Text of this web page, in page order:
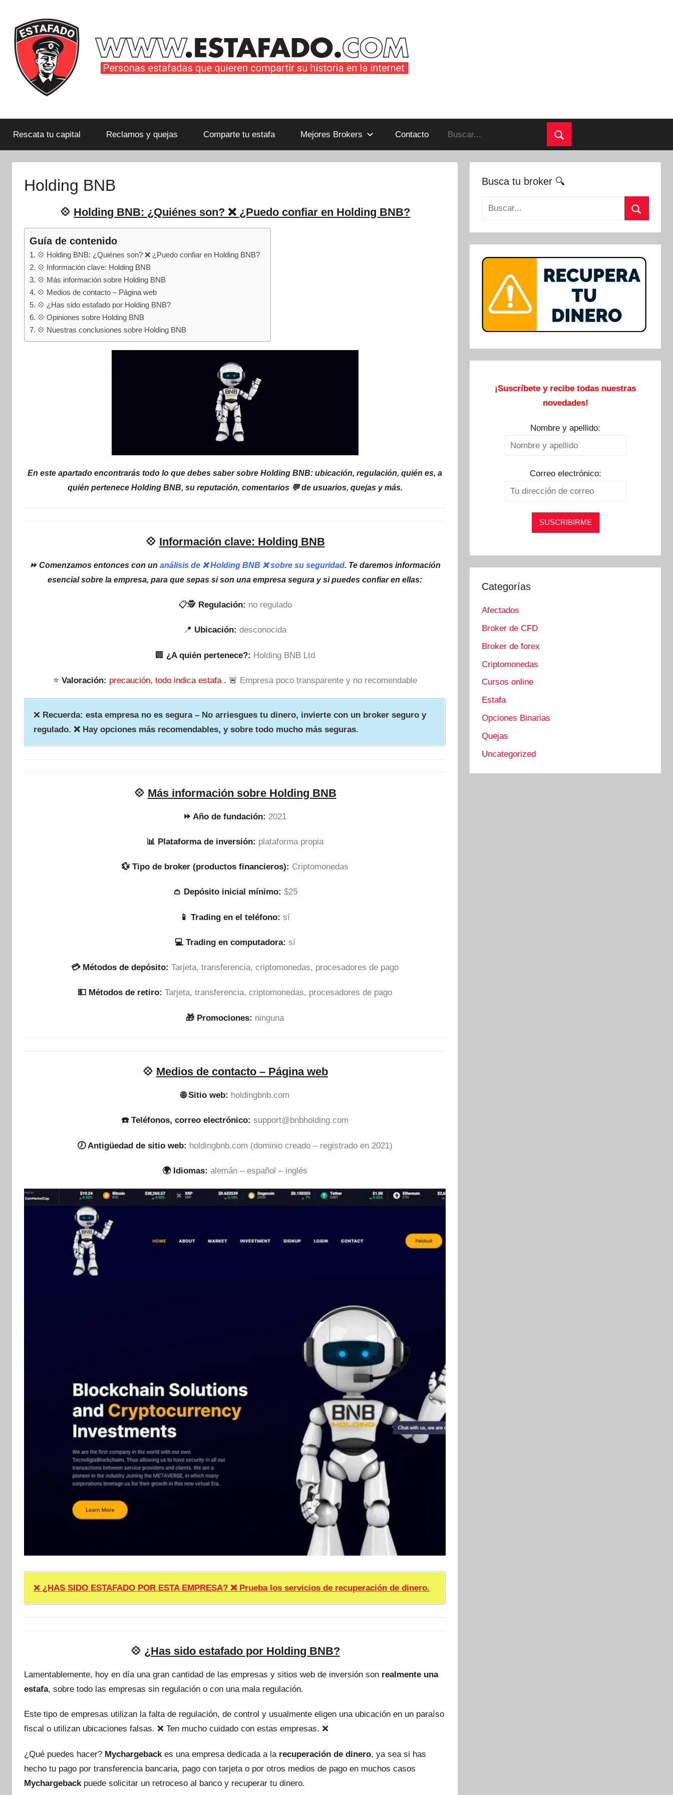
contenido
estafadas
que
historia
Estafado.com
Rescata tu capital Reclamos y quejas Comparte tu estafa Mejores Brokers Contacto
Buscar:
Buscar
Holding BNB
💠 Holding BNB: ¿Quiénes son? ❌ ¿Puedo confiar en Holding BNB?
Guía de contenido
💠 Holding BNB: ¿Quiénes son? ❌ ¿Puedo confiar en Holding BNB?
💠 Información clave: Holding BNB
💠 Más información sobre Holding BNB
💠 Medios de contacto – Página web
💠 ¿Has sido estafado por Holding BNB?
💠 Opiniones sobre Holding BNB
💠 Nuestras conclusiones sobre Holding BNB
En este apartado encontrarás todo lo que debes saber sobre Holding BNB: ubicación, regulación, quién es, a
quién pertenece Holding BNB, su reputación, comentarios 💬 de usuarios, quejas y más.
💠 Información clave: Holding BNB
⏩ Comenzamos entonces con un análisis de ❌ Holding BNB ❌ sobre su seguridad. Te daremos información
esencial sobre la empresa, para que sepas si son una empresa segura y si puedes confiar en ellas:
📋🕵 Regulación: no regulado
📍 Ubicación: desconocida
🏢 ¿A quién pertenece?: Holding BNB Ltd
⭐ Valoración: precaución, todo indica estafa . 🚨 Empresa poco transparente y no recomendable
❌ Recuerda: esta empresa no es segura – No arriesgues tu dinero, invierte con un broker seguro y
regulado. ❌ Hay opciones más recomendables, y sobre todo mucho más seguras.
💠 Más información sobre Holding BNB
⏩ Año de fundación: 2021
📊 Plataforma de inversión: plataforma propia
💱 Tipo de broker (productos financieros): Criptomonedas
👛 Depósito inicial mínimo: $25
📱 Trading en el teléfono: sí
💻 Trading en computadora: sí
💳 Métodos de depósito: Tarjeta, transferencia, criptomonedas, procesadores de pago
💵​ Métodos de retiro: Tarjeta, transferencia, criptomonedas, procesadores de pago
🎁 Promociones: ninguna
💠 Medios de contacto – Página web
🌐 Sitio web: holdingbnb.com
☎️ Teléfonos, correo electrónico: support@bnbholding.com
🕖 Antigüedad de sitio web: holdingbnb.com (dominio creado – registrado en 2021)
🌍 Idiomas: alemán – español – inglés
❌ ¿HAS SIDO ESTAFADO POR ESTA EMPRESA? ❌ Prueba los servicios de recuperación de dinero.
💠 ¿Has sido estafado por Holding BNB?
Lamentablemente, hoy en día una gran cantidad de las empresas y sitios web de inversión son realmente una
estafa, sobre todo las empresas sin regulación o con una mala regulación.
Este tipo de empresas utilizan la falta de regulación, de control y usualmente eligen una ubicación en un paraíso
fiscal o utilizan ubicaciones falsas. ❌ Ten mucho cuidado con estas empresas. ❌
¿Qué puedes hacer? Mychargeback es una empresa dedicada a la recuperación de dinero, ya sea si has
hecho tu pago por transferencia bancaria, pago con tarjeta o por otros medios de pago en muchos casos
Mychargeback puede solicitar un retroceso al banco y recuperar tu dinero.
Busca tu broker 🔍
Buscar:
¡Suscríbete y recibe todas nuestras
novedades!
Nombre y apellido:
Correo electrónico:
Categorías
Afectados
Broker de CFD
Broker de forex
Criptomonedas
Cursos online
Estafa
Opciones Binarias
Quejas
Uncategorized